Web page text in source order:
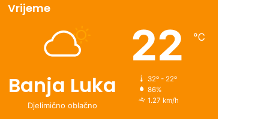
Vrijeme
Banja Luka
Djelimično oblačno
22 ℃
32º - 22º
86%
1.27 km/h